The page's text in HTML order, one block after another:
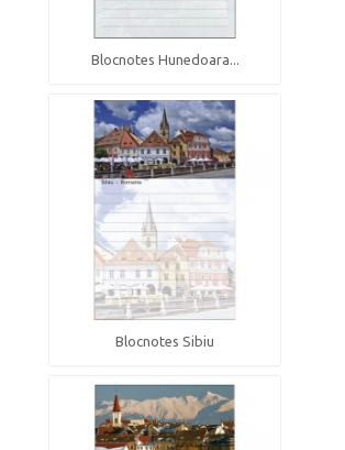
Blocnotes Hunedoara...
Blocnotes Sibiu